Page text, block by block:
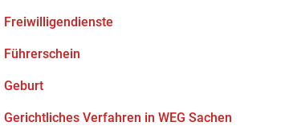
Freiwilligendienste
Führerschein
Geburt
Gerichtliches Verfahren in WEG Sachen